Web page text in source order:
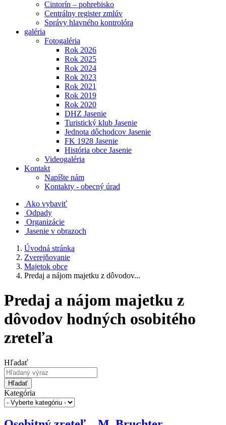
Cintorín – pohrebisko
Centrálny register zmlúv
Správy hlavného kontrolóra
galéria
Fotogaléria
Rok 2026
Rok 2025
Rok 2024
Rok 2023
Rok 2021
Rok 2019
Rok 2020
DHZ Jasenie
Turistický klub Jasenie
Jednota dôchodcov Jasenie
FK 1928 Jasenie
História obce Jasenie
Videogaléria
Kontakt
Napíšte nám
Kontakty - obecný úrad
Ako vybaviť
Odpady
Organizácie
Jasenie v obrazoch
Úvodná stránka
Zverejňovanie
Majetok obce
Predaj a nájom majetku z dôvodov...
Predaj a nájom majetku z
dôvodov hodných osobitého
zreteľa
Hľadať
Hľadať
Kategória